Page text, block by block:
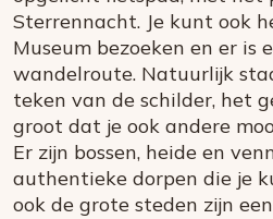
Sterrennacht. Je kunt ook
Museum bezoeken en er is
wandelroute. Natuurlijk
teken van de schilder, het
groot dat je ook andere
Er zijn bossen, heide en
authentieke dorpen die je
ook de grote steden zijn